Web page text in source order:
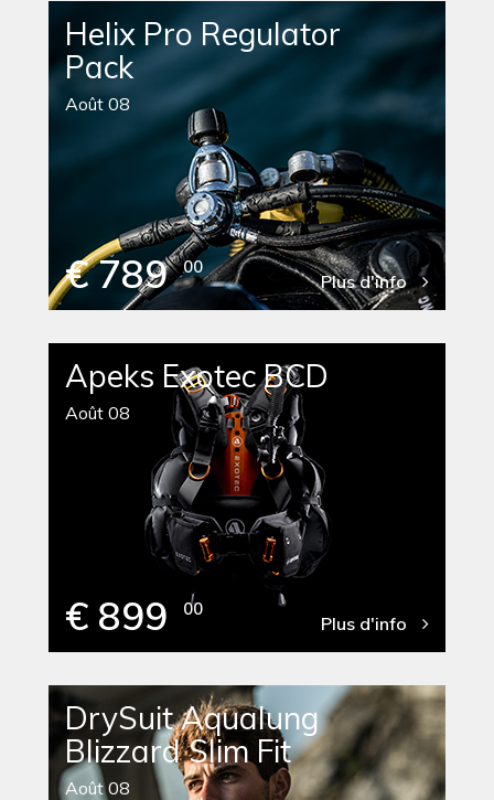
Helix Pro Regulator
Pack
Août 08
€ 789 00
Plus d'info
Apeks Exotec BCD
Août 08
€ 899 00
Plus d'info
DrySuit Aqualung
Blizzard Slim Fit
Août 08